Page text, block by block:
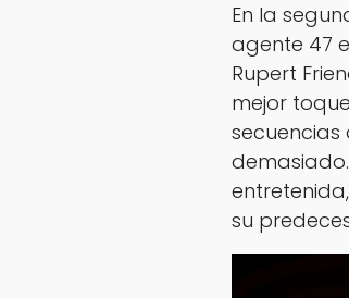
En la
agente 47
Rupert
mejor
su